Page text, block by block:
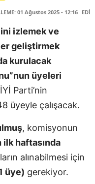
01 Ağustos 2025 - 12:16
izlemek ve
geliştirmek
kurulacak
üyeleri
Parti’nin
üyeyle çalışacak.
, komisyonun
ilk haftasında
alınabilmesi için
üye) gerekiyor.